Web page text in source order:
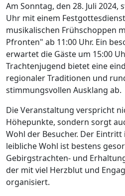
Am Sonntag, den 28. Juli 2024,
Uhr mit einem
musikalischen Frühschoppen
Pfronten" ab 11:00 Uhr. Ein
erwartet die Gäste um 15:00
Trachtenjugend bietet eine
regionaler Traditionen und
stimmungsvollen Ausklang ab.
Die Veranstaltung verspricht
Höhepunkte, sondern sorgt
Wohl der Besucher. Der
leibliche Wohl ist bestens
Gebirgstrachten- und
der mit viel Herzblut und
organisiert.